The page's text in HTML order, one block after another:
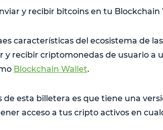
y recibir bitcoins en tu Blockchain
características del ecosistema de
y recibir criptomonedas de usuario a
Blockchain Wallet.
de esta billetera es que tiene una
acceso a tus cripto activos en